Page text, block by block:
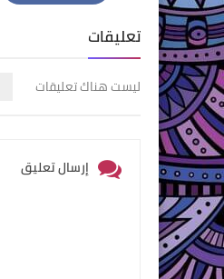
Facebook
تعليقات
ليست هناك تعليقات
إرسال تعليق